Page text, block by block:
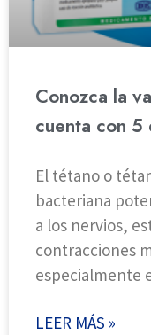
Conozca la
cuenta con 5
El tétano o
bacteriana
a los nervios,
contracciones
especialmente
LEER MÁS »